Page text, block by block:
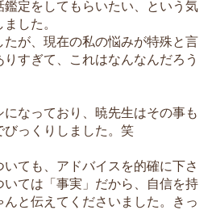
定をしてもらいたい、という気
した。
が、現在の私の悩みが特殊と言
すぎて、これはなんなんだろう
なっており、暁先生はその事も
っくりしました。笑
ても、アドバイスを的確に下さ
いては「事実」だから、自信を持
と伝えてくださいました。きっ